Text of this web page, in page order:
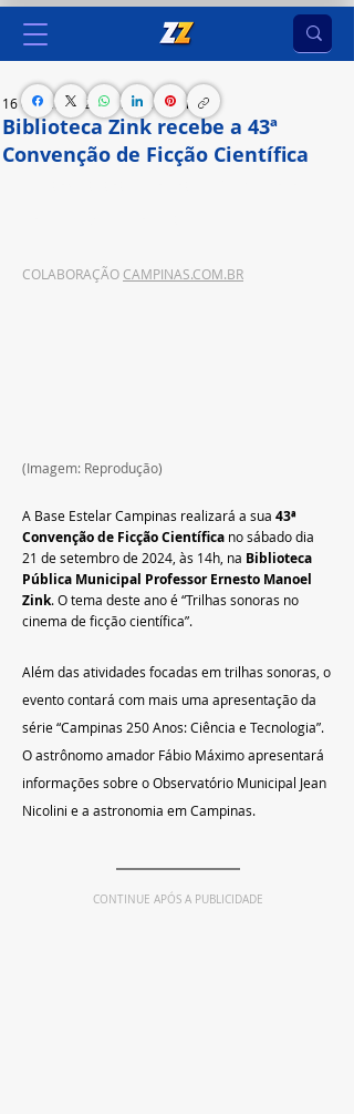
Biblioteca Zink recebe a 43ª
Convenção de Ficção Científica
16 de set. de 2024 1 min de leitura
COLABORAÇÃO CAMPINAS.COM.BR
(Imagem: Reprodução)
A Base Estelar Campinas realizará a sua 43ª
Convenção de Ficção Científica no sábado dia
21 de setembro de 2024, às 14h, na Biblioteca
Pública Municipal Professor Ernesto Manoel
Zink. O tema deste ano é “Trilhas sonoras no
cinema de ficção científica”.
Além das atividades focadas em trilhas sonoras, o
evento contará com mais uma apresentação da
série “Campinas 250 Anos: Ciência e Tecnologia”.
O astrônomo amador Fábio Máximo apresentará
informações sobre o Observatório Municipal Jean
Nicolini e a astronomia em Campinas.
CONTINUE APÓS A PUBLICIDADE